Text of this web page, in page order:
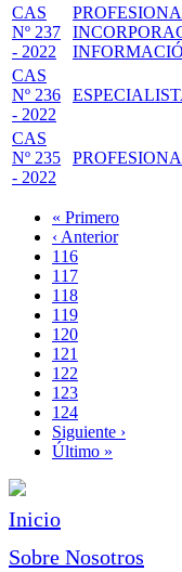
CAS
Nº 237
- 2022
CAS
Nº 236
- 2022
CAS
Nº 235
- 2022
Paginación
Primera
página
« Primero
Página
anterior
‹ Anterior
Page
116
Page
117
Page
118
Page
119
Página
actual
120
Page
121
Page
122
Page
123
Page
124
Siguiente
página
Siguiente ›
Última
Último »
Inicio
Sobre Nosotros